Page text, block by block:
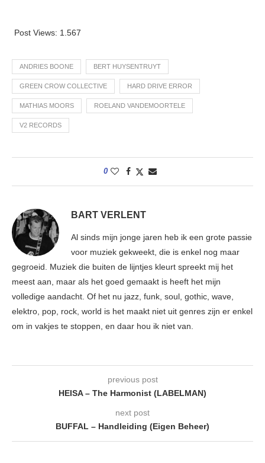
Post Views: 1.567
ANDRIES BOONE BERT HUYSENTRUYT
GREEN CROW COLLECTIVE HARD DRIVE ERROR
MATHIAS MOORS ROELAND VANDEMOORTELE
V2 RECORDS
0
BART VERLENT
Al sinds mijn jonge jaren heb ik een grote passie
voor muziek gekweekt, die is enkel nog maar
gegroeid. Muziek die buiten de lijntjes kleurt spreekt mij het
meest aan, maar als het goed gemaakt is heeft het mijn
volledige aandacht. Of het nu jazz, funk, soul, gothic, wave,
elektro, pop, rock, world is het maakt niet uit genres zijn er enkel
om in vakjes te stoppen, en daar hou ik niet van.
previous post
HEISA – The Harmonist (LABELMAN)
next post
BUFFAL – Handleiding (Eigen Beheer)